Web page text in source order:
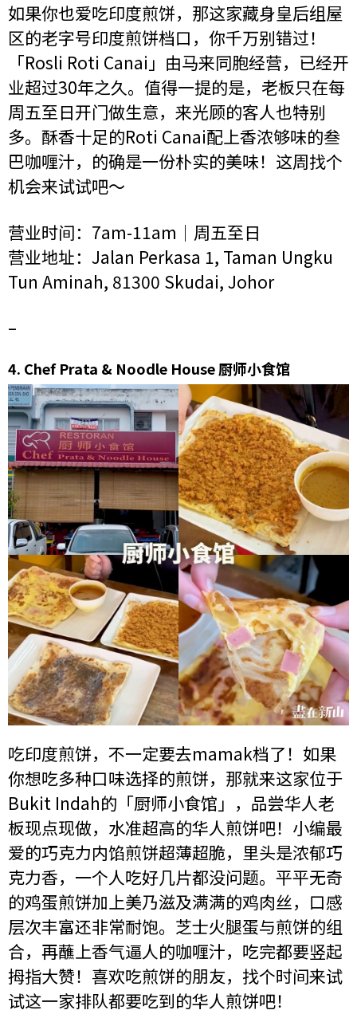
如果你也爱吃印度煎饼，那这家藏身皇后组屋
区的老字号印度煎饼档口，你千万别错过！
「Rosli Roti Canai」由马来同胞经营，已经开
业超过30年之久。值得一提的是，老板只在每
周五至日开门做生意，来光顾的客人也特别
多。酥香十足的Roti Canai配上香浓够味的叁
巴咖喱汁，的确是一份朴实的美味！这周找个
机会来试试吧～
营业时间：7am-11am｜周五至日
营业地址：Jalan Perkasa 1, Taman Ungku
Tun Aminah, 81300 Skudai, Johor
–
4. Chef Prata & Noodle House 厨师小食馆
吃印度煎饼，不一定要去mamak档了！如果
你想吃多种口味选择的煎饼，那就来这家位于
Bukit Indah的「厨师小食馆」，品尝华人老
板现点现做，水准超高的华人煎饼吧！小编最
爱的巧克力内馅煎饼超薄超脆，里头是浓郁巧
克力香，一个人吃好几片都没问题。平平无奇
的鸡蛋煎饼加上美乃滋及满满的鸡肉丝，口感
层次丰富还非常耐饱。芝士火腿蛋与煎饼的组
合，再蘸上香气逼人的咖喱汁，吃完都要竖起
拇指大赞！喜欢吃煎饼的朋友，找个时间来试
试这一家排队都要吃到的华人煎饼吧！